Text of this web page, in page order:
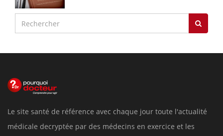
Le site santé de référence avec chaque jour toute l'actualité
médicale decryptée par des médecins en exercice et les